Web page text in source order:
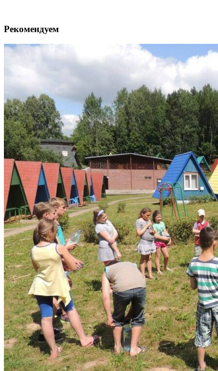
Рекомендуем